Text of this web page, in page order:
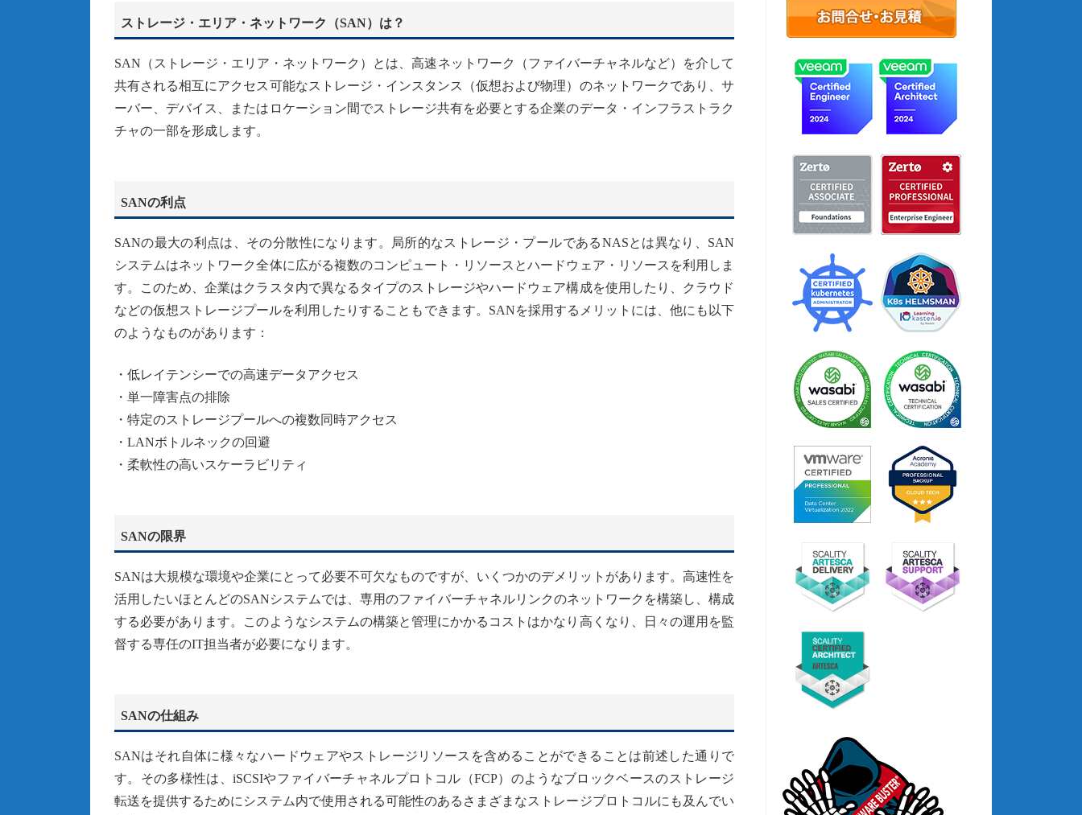
ストレージ・エリア・ネットワーク（SAN）は？
SAN（ストレージ・エリア・ネットワーク）とは、高速ネットワーク（ファイバーチャネルなど）を介して
共有される相互にアクセス可能なストレージ・インスタンス（仮想および物理）のネットワークであり、サ
ーバー、デバイス、またはロケーション間でストレージ共有を必要とする企業のデータ・インフラストラク
チャの一部を形成します。
SANの利点
SANの最大の利点は、その分散性になります。局所的なストレージ・プールであるNASとは異なり、SAN
システムはネットワーク全体に広がる複数のコンピュート・リソースとハードウェア・リソースを利用しま
す。このため、企業はクラスタ内で異なるタイプのストレージやハードウェア構成を使用したり、クラウド
などの仮想ストレージプールを利用したりすることもできます。SANを採用するメリットには、他にも以下
のようなものがあります：
・低レイテンシーでの高速データアクセス
・単一障害点の排除
・特定のストレージプールへの複数同時アクセス
・LANボトルネックの回避
・柔軟性の高いスケーラビリティ
SANの限界
SANは大規模な環境や企業にとって必要不可欠なものですが、いくつかのデメリットがあります。高速性を
活用したいほとんどのSANシステムでは、専用のファイバーチャネルリンクのネットワークを構築し、構成
する必要があります。このようなシステムの構築と管理にかかるコストはかなり高くなり、日々の運用を監
督する専任のIT担当者が必要になります。
SANの仕組み
SANはそれ自体に様々なハードウェアやストレージリソースを含めることができることは前述した通りで
す。その多様性は、iSCSIやファイバーチャネルプロトコル（FCP）のようなブロックベースのストレージ
転送を提供するためにシステム内で使用される可能性のあるさまざまなストレージプロトコルにも及んでい